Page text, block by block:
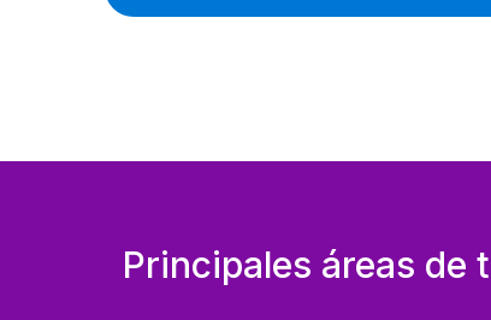
Principales áreas de